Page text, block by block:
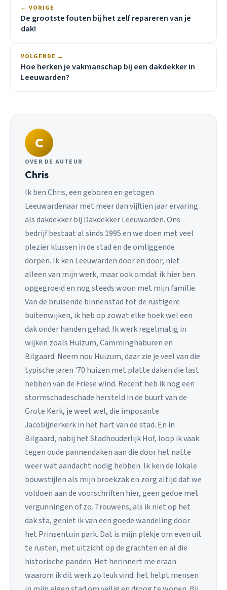
← VORIGE
De grootste fouten bij het zelf repareren van je
dak!
VOLGENDE →
Hoe herken je vakmanschap bij een dakdekker in
Leeuwarden?
C
OVER DE AUTEUR
Chris
Ik ben Chris, een geboren en getogen
Leeuwardenaar met meer dan vijftien jaar ervaring
als dakdekker bij Dakdekker Leeuwarden. Ons
bedrijf bestaat al sinds 1995 en we doen met veel
plezier klussen in de stad en de omliggende
dorpen. Ik ken Leeuwarden door en door, niet
alleen van mijn werk, maar ook omdat ik hier ben
opgegroeid en nog steeds woon met mijn familie.
Van de bruisende binnenstad tot de rustigere
buitenwijken, ik heb op zowat elke hoek wel een
dak onder handen gehad. Ik werk regelmatig in
wijken zoals Huizum, Camminghaburen en
Bilgaard. Neem nou Huizum, daar zie je veel van die
typische jaren '70 huizen met platte daken die last
hebben van de Friese wind. Recent heb ik nog een
stormschadeschade hersteld in de buurt van de
Grote Kerk, je weet wel, die imposante
Jacobijnerkerk in het hart van de stad. En in
Bilgaard, nabij het Stadhouderlijk Hof, loop ik vaak
tegen oude pannendaken aan die door het natte
weer wat aandacht nodig hebben. Ik ken de lokale
bouwstijlen als mijn broekzak en zorg altijd dat we
voldoen aan de voorschriften hier, geen gedoe met
vergunningen of zo. Trouwens, als ik niet op het
dak sta, geniet ik van een goede wandeling door
het Prinsentuin park. Dat is mijn plekje om even uit
te rusten, met uitzicht op de grachten en al die
historische panden. Het herinnert me eraan
waarom ik dit werk zo leuk vind: het helpt mensen